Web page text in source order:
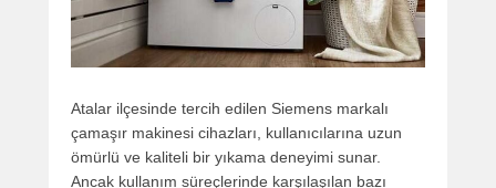
Atalar ilçesinde tercih edilen Siemens markalı
çamaşır makinesi cihazları, kullanıcılarına uzun
ömürlü ve kaliteli bir yıkama deneyimi sunar.
Ancak kullanım süreçlerinde karşılaşılan bazı